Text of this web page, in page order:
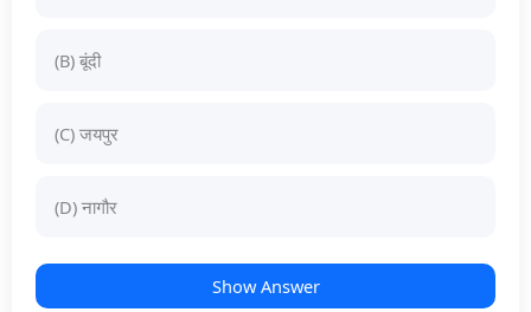
(B) बूंदी
(C) जयपुर
(D) नागौर
Show Answer